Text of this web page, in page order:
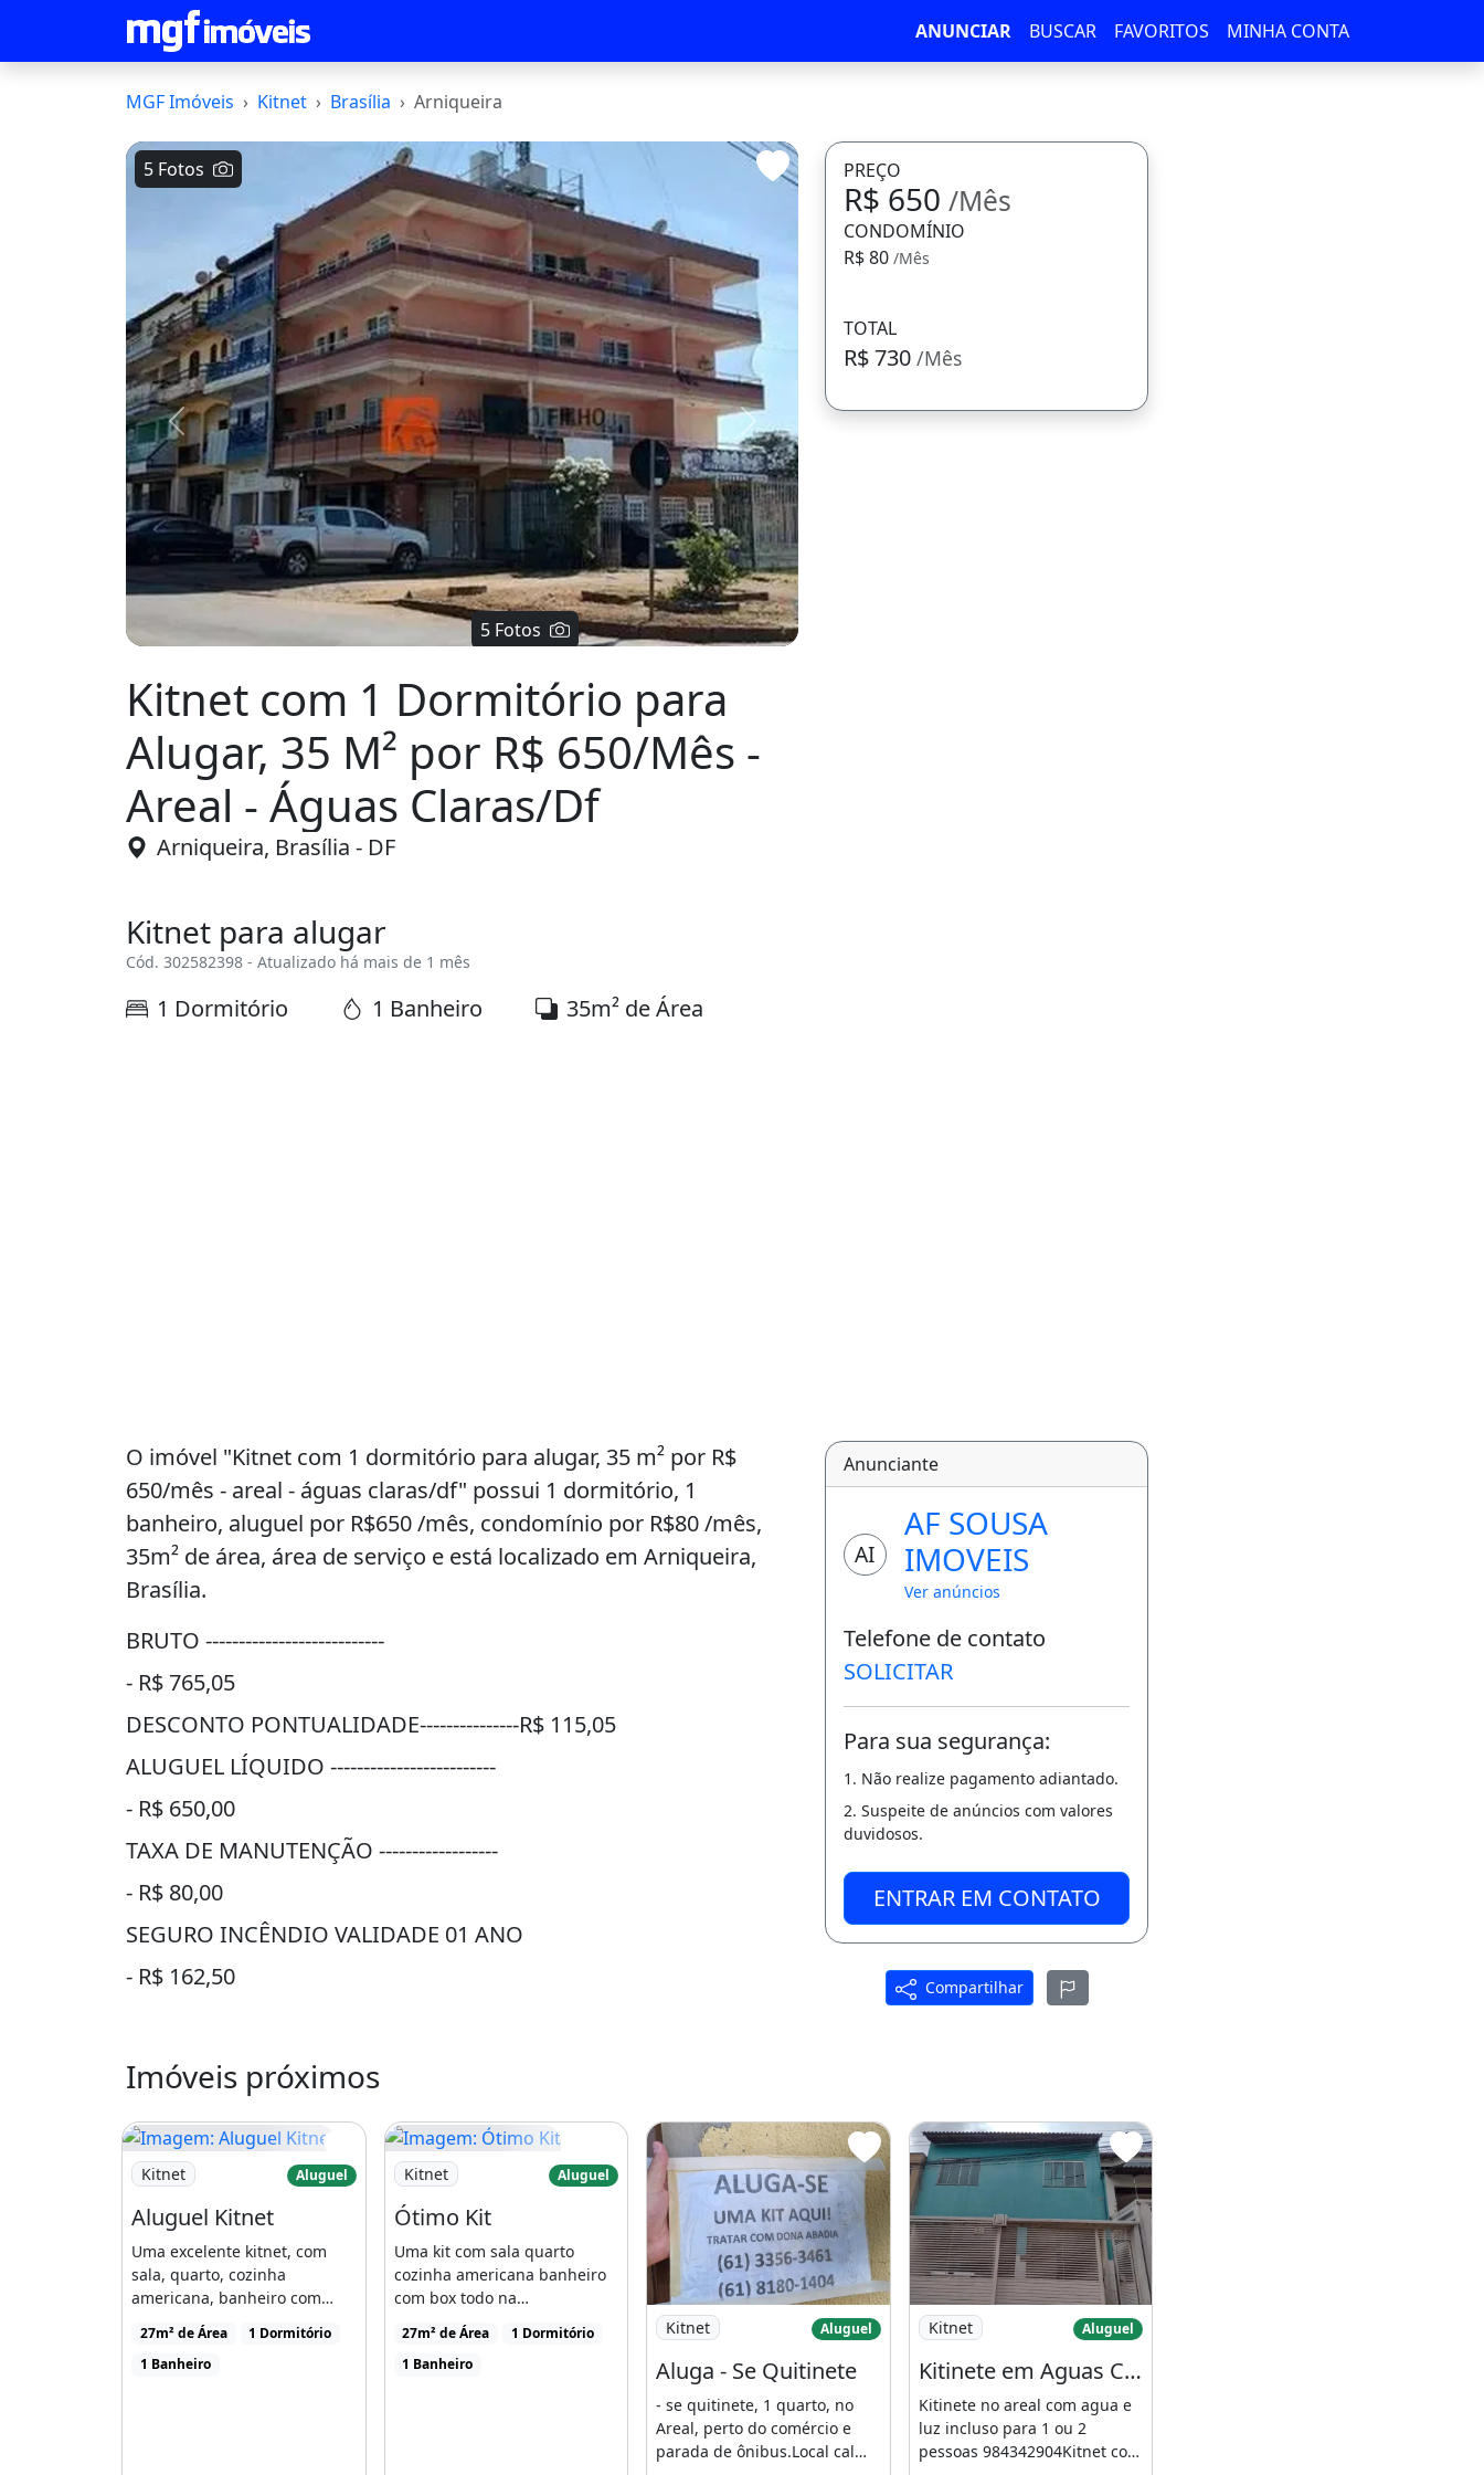
ANUNCIAR BUSCAR FAVORITOS MINHA CONTA
MGF Imóveis Kitnet Brasília Arniqueira
5 Fotos
Voltar Avançar
Kitnet com 1 Dormitório para
Alugar, 35 M² por R$ 650/Mês -
Areal - Águas Claras/Df
Arniqueira, Brasília - DF
Kitnet para alugar
Cód. 302582398 - Atualizado há mais de 1 mês
1 Dormitório 1 Banheiro 35m² de Área
PREÇO
R$ 650/Mês
CONDOMÍNIO
R$ 80/Mês
TOTAL
R$ 730/Mês
O imóvel "Kitnet com 1 dormitório para alugar, 35 m² por R$
650/mês - areal - águas claras/df" possui 1 dormitório, 1
banheiro, aluguel por R$650 /mês, condomínio por R$80 /mês,
35m² de área, área de serviço e está localizado em Arniqueira,
Brasília.
BRUTO ---------------------------
- R$ 765,05
DESCONTO PONTUALIDADE---------------R$ 115,05
ALUGUEL LÍQUIDO -------------------------
- R$ 650,00
TAXA DE MANUTENÇÃO ------------------
- R$ 80,00
SEGURO INCÊNDIO VALIDADE 01 ANO
- R$ 162,50
- R$ 647,94
Apartamentos de 01 quarto, 50m², sala com cozinha americana,
01 banheiro social, área de serviço, varanda, piso cerâmica,
pintura nova, energia individual.
- Taxa de manutenção R$ 80,00 (podendo haver alteração
conforme despesas).
- Água inclusa na taxa de manutenção
Anunciante
AI
AF SOUSA
IMOVEIS
Ver anúncios
Telefone de contato
SOLICITAR
Para sua segurança:
1. Não realize pagamento adiantado.
2. Suspeite de anúncios com valores
duvidosos.
ENTRAR EM CONTATO
Compartilhar
Imóveis próximos
Imagem: Aluguel Kitnet
Kitnet Aluguel
Aluguel Kitnet
Uma excelente kitnet, com
sala, quarto, cozinha
americana, banheiro com
box, todo na cerâmica. Com
[...]
27m² de Área
1 Dormitório
1 Banheiro
Imagem: Ótimo Kit
Kitnet Aluguel
Ótimo Kit
Uma kit com sala quarto
cozinha americana banheiro
com box todo na
cerâmica.Armário, toda
dividida.Para [...]
27m² de Área
1 Dormitório
1 Banheiro
Imagem: Aluga - Se Quitinete
Kitnet Aluguel
Aluga - Se Quitinete
- se quitinete, 1 quarto, no
Areal, perto do comércio e
parada de ônibus.Local calmo
Imagem: Kitinete em Aguas Claras Areal pra 1 Ou
Kitnet Aluguel
Kitinete em Aguas Claras Areal pra 1 Ou 2 Pessoas com Agua e Luz Tel
Kitinete no areal com agua e
luz incluso para 1 ou 2
pessoas 984342904Kitnet com